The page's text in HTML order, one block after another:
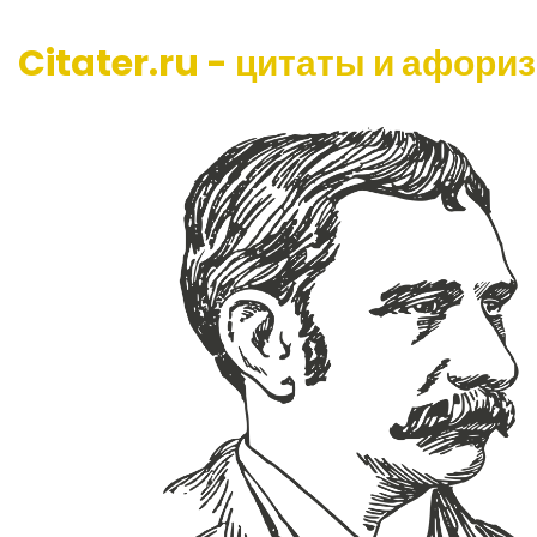
Citater.ru - цитаты и